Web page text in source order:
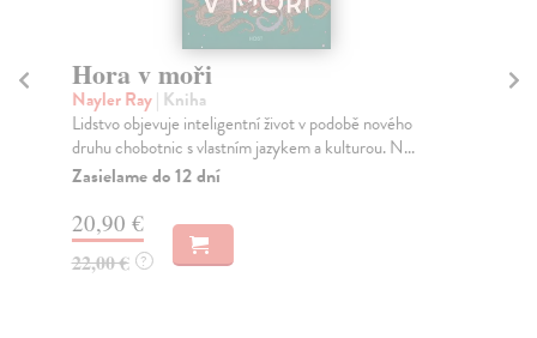
Soumrak dne
Ishiguro Kazuo
Někdy se říká, že praví majordomové se vyskytují
pouze v Anglii. V ostatních zemích mají – i když js...
Na sklade ?
17,29 €
18,20 € ?